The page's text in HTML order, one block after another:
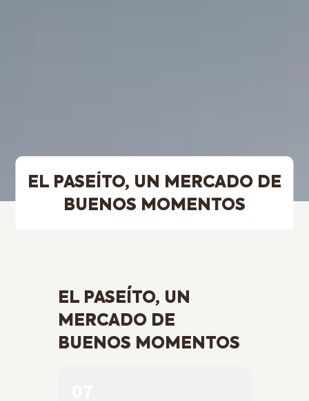
EL PASEÍTO, UN MERCADO DE
BUENOS MOMENTOS
EL PASEÍTO, UN
MERCADO DE
BUENOS MOMENTOS